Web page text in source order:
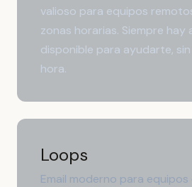
valioso para equipos
zonas horarias. Siempre hay
disponible para ayudarte,
hora.
Loops
Email moderno para